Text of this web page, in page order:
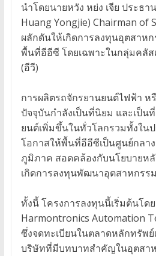
นำโดยนายหวัง หย่ง เจีย ประธา
Huang Yongjie) Chairman of
ผลักดันให้เกิดการลงทุนอุตสาห
พื้นที่อีอีซี โดยเฉพาะในกลุ่มคลัส
(อีวี)
การผลิตรถจักรยานยนต์ไฟฟ้า ห
ปัจจุบันกำลังเป็นที่นิยม และเป็น
ยนต์เพิ่มขึ้นในทั่วโลกรวมทั้งในป
โอกาสให้พื้นที่อีอีซีเป็นศูนย์กลา
ภูมิภาค สอดคล้องกับนโยบายห
เกิดการลงทุนพัฒนาอุตสาหกรร
ทั้งนี้ โครงการลงทุนนี้เริ่มต้นโด
Harmontronics Automation
ซึ่งจดทะเบียนในตลาดหลักทรัพย์
บริษัทที่มีบทบาทสำคัญในอุตสา